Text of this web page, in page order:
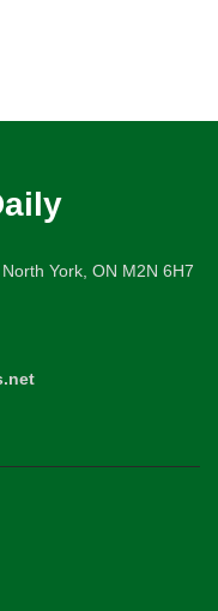
York, ON M2N 6H7